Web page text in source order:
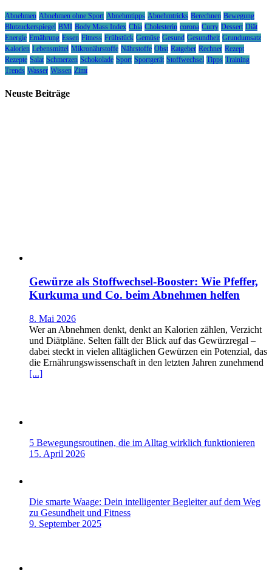
Abnehmen Abnehmen ohne Sport Abnehmtipps Abnehmtricks Berechnen Bewegung
Blutzuckerspiegel BMI Body Mass Index Chia Cholesterin corona Curry Dessert Diät
Energie Ernährung Essen Fitness Frühstück Gemüse Gesund Gesundheit Grundumsatz
Kalorien Lebensmittel Mikronährstoffe Nährstoffe Obst Ratgeber Rechner Rezept
Rezepte Salat Schmerzen Schokolade Sport Sportgerät Stoffwechsel Tipps Training
Trends Wasser Wissen Zimt
Neuste Beiträge
Gewürze als Stoffwechsel-Booster: Wie Pfeffer,
Kurkuma und Co. beim Abnehmen helfen
8. Mai 2026
Wer an Abnehmen denkt, denkt an Kalorien zählen, Verzicht
und Diätpläne. Selten fällt der Blick auf das Gewürzregal –
dabei steckt in vielen alltäglichen Gewürzen ein Potenzial, das
die Ernährungswissenschaft in den letzten Jahren zunehmend
[...]
5 Bewegungsroutinen, die im Alltag wirklich funktionieren
15. April 2026
Die smarte Waage: Dein intelligenter Begleiter auf dem Weg
zu Gesundheit und Fitness
9. September 2025